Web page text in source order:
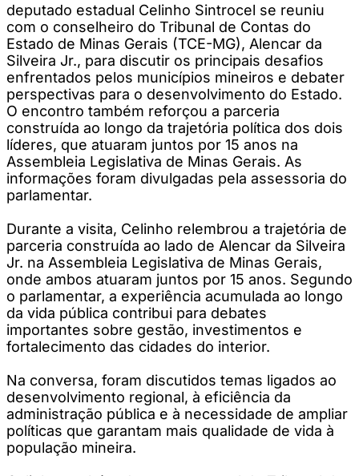
deputado estadual Celinho Sintrocel se reuniu
com o conselheiro do Tribunal de Contas do
Estado de Minas Gerais (TCE-MG), Alencar da
Silveira Jr., para discutir os principais desafios
enfrentados pelos municípios mineiros e debater
perspectivas para o desenvolvimento do Estado.
O encontro também reforçou a parceria
construída ao longo da trajetória política dos dois
líderes, que atuaram juntos por 15 anos na
Assembleia Legislativa de Minas Gerais. As
informações foram divulgadas pela assessoria do
parlamentar.
Durante a visita, Celinho relembrou a trajetória de
parceria construída ao lado de Alencar da Silveira
Jr. na Assembleia Legislativa de Minas Gerais,
onde ambos atuaram juntos por 15 anos. Segundo
o parlamentar, a experiência acumulada ao longo
da vida pública contribui para debates
importantes sobre gestão, investimentos e
fortalecimento das cidades do interior.
Na conversa, foram discutidos temas ligados ao
desenvolvimento regional, à eficiência da
administração pública e à necessidade de ampliar
políticas que garantam mais qualidade de vida à
população mineira.